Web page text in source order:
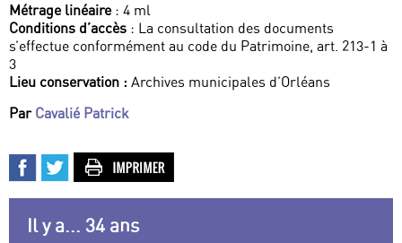
Métrage linéaire: 4 ml
Conditions d’accès : La consultation des documents
s’effectue conformément au code du Patrimoine, art. 213-1 à
3
Lieu conservation : Archives municipales d’Orléans
Par Cavalié Patrick
Il y a... 34 ans